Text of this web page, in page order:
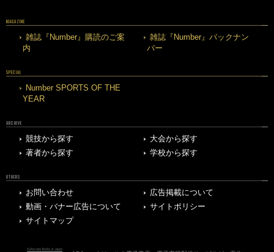
MAGAZINE
雑誌『Number』購読のご案
内
雑誌『Number』バックナン
バー
SPECIAL
Number SPORTS OF THE
YEAR
ARCHIVE
競技から探す
大会から探す
著者から探す
学校から探す
OTHERS
お問い合わせ
広告掲載について
動画・バナー広告について
サイトポリシー
サイトマップ